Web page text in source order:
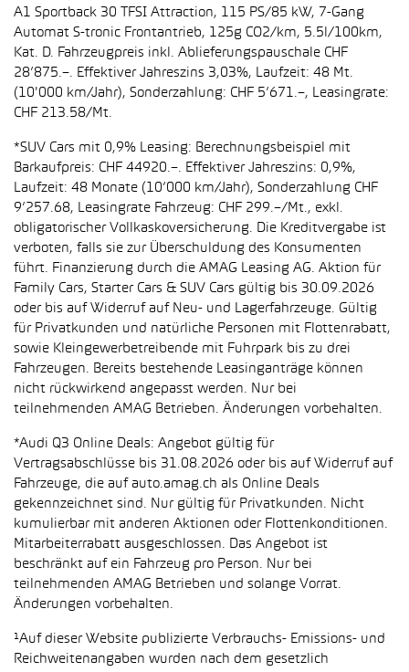
A1 Sportback 30 TFSI Attraction, 115 PS/85 kW, 7-Gang
Automat S-tronic Frontantrieb, 125g CO2/km, 5.5l/100km,
Kat. D. Fahrzeugpreis inkl. Ablieferungspauschale CHF
28’875.–. Effektiver Jahreszins 3,03%, Laufzeit: 48 Mt.
(10'000 km/Jahr), Sonderzahlung: CHF 5’671.–, Leasingrate:
CHF 213.58/Mt.
*SUV Cars mit 0,9% Leasing: Berechnungsbeispiel mit
Barkaufpreis: CHF 44920.–. Effektiver Jahreszins: 0,9%,
Laufzeit: 48 Monate (10’000 km/Jahr), Sonderzahlung CHF
9’257.68, Leasingrate Fahrzeug: CHF 299.–/Mt., exkl.
obligatorischer Vollkaskoversicherung. Die Kreditvergabe ist
verboten, falls sie zur Überschuldung des Konsumenten
führt. Finanzierung durch die AMAG Leasing AG. Aktion für
Family Cars, Starter Cars & SUV Cars gültig bis 30.09.2026
oder bis auf Widerruf auf Neu- und Lagerfahrzeuge. Gültig
für Privatkunden und natürliche Personen mit Flottenrabatt,
sowie Kleingewerbetreibende mit Fuhrpark bis zu drei
Fahrzeugen. Bereits bestehende Leasinganträge können
nicht rückwirkend angepasst werden. Nur bei
teilnehmenden AMAG Betrieben. Änderungen vorbehalten.
*Audi Q3 Online Deals: Angebot gültig für
Vertragsabschlüsse bis 31.08.2026 oder bis auf Widerruf auf
Fahrzeuge, die auf auto.amag.ch als Online Deals
gekennzeichnet sind. Nur gültig für Privatkunden. Nicht
kumulierbar mit anderen Aktionen oder Flottenkonditionen.
Mitarbeiterrabatt ausgeschlossen. Das Angebot ist
beschränkt auf ein Fahrzeug pro Person. Nur bei
teilnehmenden AMAG Betrieben und solange Vorrat.
Änderungen vorbehalten.
¹Auf dieser Website publizierte Verbrauchs- Emissions- und
Reichweitenangaben wurden nach dem gesetzlich